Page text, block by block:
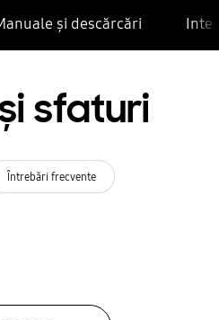
și descărcări
sfaturi
Întrebări frecvente